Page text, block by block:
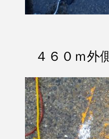
４６０ｍ